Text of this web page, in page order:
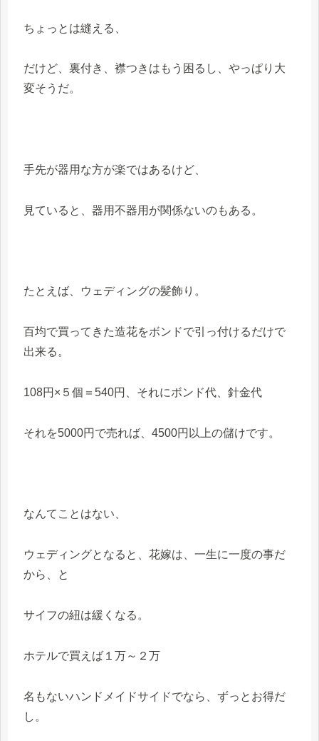
ちょっとは縫える、
だけど、裏付き、襟つきはもう困るし、やっぱり大
変そうだ。
手先が器用な方が楽ではあるけど、
見ていると、器用不器用が関係ないのもある。
たとえば、ウェディングの髪飾り。
百均で買ってきた造花をボンドで引っ付けるだけで
出来る。
108円×５個＝540円、それにボンド代、針金代
それを5000円で売れば、4500円以上の儲けです。
なんてことはない、
ウェディングとなると、花嫁は、一生に一度の事だ
から、と
サイフの紐は緩くなる。
ホテルで買えば１万～２万
名もないハンドメイドサイドでなら、ずっとお得だ
し。